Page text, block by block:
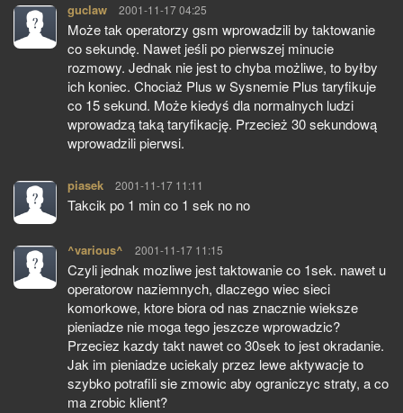
guclaw pisze:
2001-11-17 04:25
Może tak operatorzy gsm wprowadzili by taktowanie
co sekundę. Nawet jeśli po pierwszej minucie
rozmowy. Jednak nie jest to chyba możliwe, to byłby
ich koniec. Chociaż Plus w Sysnemie Plus taryfikuje
co 15 sekund. Może kiedyś dla normalnych ludzi
wprowadzą taką taryfikację. Przecież 30 sekundową
wprowadzili pierwsi.
piasek pisze:
2001-11-17 11:11
Takcik po 1 min co 1 sek no no
^various^ pisze:
2001-11-17 11:15
Czyli jednak mozliwe jest taktowanie co 1sek. nawet u
operatorow naziemnych, dlaczego wiec sieci
komorkowe, ktore biora od nas znacznie wieksze
pieniadze nie moga tego jeszcze wprowadzic?
Przeciez kazdy takt nawet co 30sek to jest okradanie.
Jak im pieniadze uciekaly przez lewe aktywacje to
szybko potrafili sie zmowic aby ograniczyc straty, a co
ma zrobic klient?